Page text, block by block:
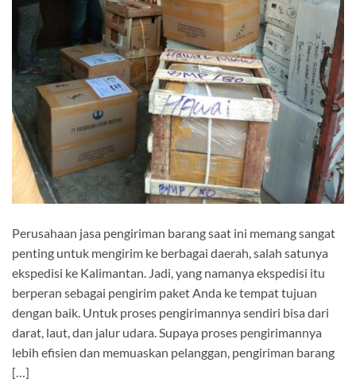
Perusahaan jasa pengiriman barang saat ini memang sangat
penting untuk mengirim ke berbagai daerah, salah satunya
ekspedisi ke Kalimantan. Jadi, yang namanya ekspedisi itu
berperan sebagai pengirim paket Anda ke tempat tujuan
dengan baik. Untuk proses pengirimannya sendiri bisa dari
darat, laut, dan jalur udara. Supaya proses pengirimannya
lebih efisien dan memuaskan pelanggan, pengiriman barang
[…]